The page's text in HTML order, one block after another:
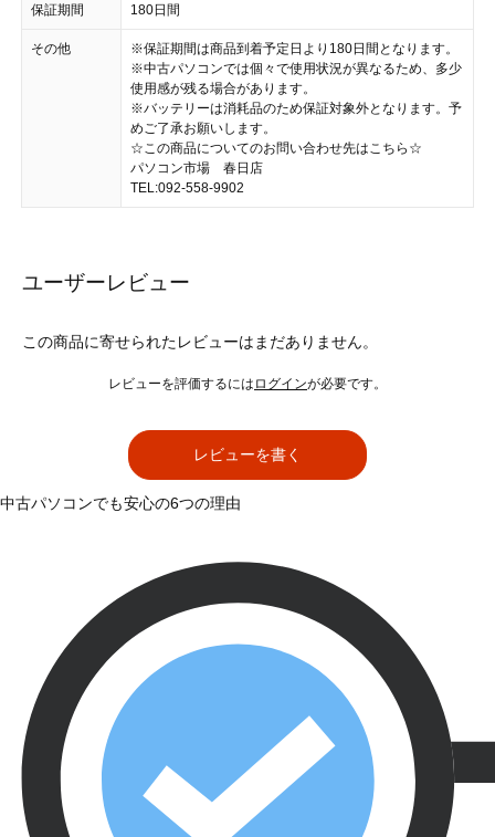
保証期間 180日間
その他
※保証期間は商品到着予定日より180日間となります。
※中古パソコンでは個々で使用状況が異なるため、多少
使用感が残る場合があります。
※バッテリーは消耗品のため保証対象外となります。予
めご了承お願いします。
☆この商品についてのお問い合わせ先はこちら☆
パソコン市場 春日店
TEL:092-558-9902
ユーザーレビュー
この商品に寄せられたレビューはまだありません。
レビューを評価するには ログインが必要です。
レビューを書く
中古パソコンでも安心の6つの理由